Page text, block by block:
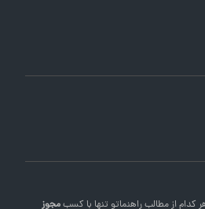
راهنماتو تنها با کسبمجوز